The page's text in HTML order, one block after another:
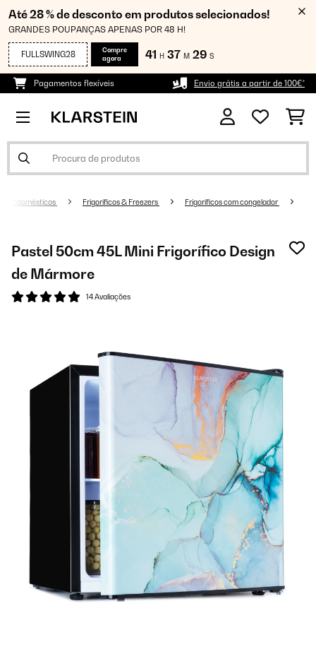
Até 28 % de desconto em produtos selecionados!
GRANDES POUPANÇAS APENAS POR 48 H!
FULLSWING28
Compre
agora
41 H 37 M 28 S
Pagamentos flexíveis Envio grátis a partir de 100€*
Frigoríficos & Freezers Frigoríficos com congelador
Pastel 50cm 45L Mini Frigorífico Design
de Mármore
14 Avaliações